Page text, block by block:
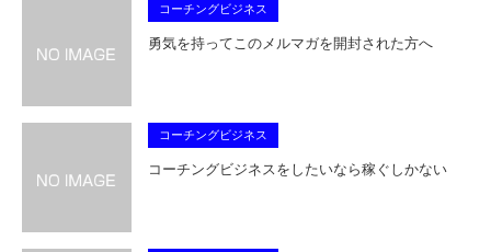
コーチングビジネス
勇気を持ってこのメルマガを開封された方へ
コーチングビジネス
コーチングビジネスをしたいなら稼ぐしかない